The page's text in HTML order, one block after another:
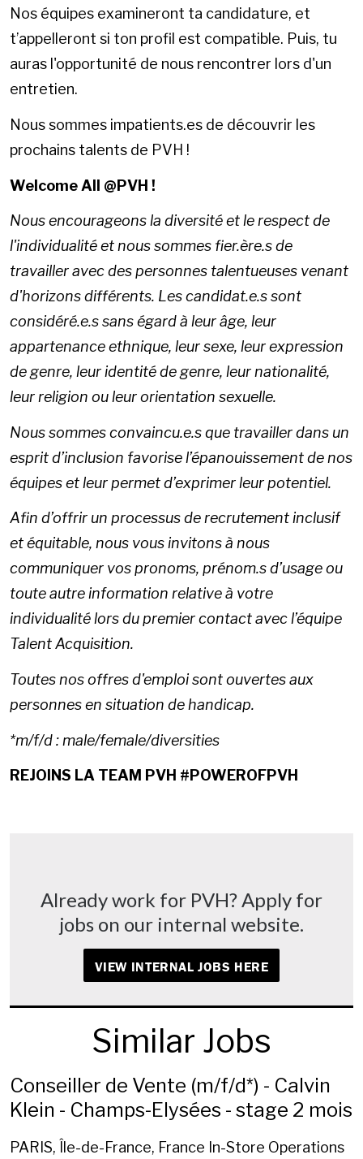
Nos équipes examineront ta candidature, et
t’appelleront si ton profil est compatible. Puis, tu
auras l'opportunité de nous rencontrer lors d'un
entretien.
Nous sommes impatients.es de découvrir les
prochains talents de PVH !
Welcome All @PVH !
Nous encourageons la diversité et le respect de
l'individualité et nous sommes fier.ère.s de
travailler avec des personnes talentueuses venant
d'horizons différents. Les candidat.e.s sont
considéré.e.s sans égard à leur âge, leur
appartenance ethnique, leur sexe, leur expression
de genre, leur identité de genre, leur nationalité,
leur religion ou leur orientation sexuelle.
Nous sommes convaincu.e.s que travailler dans un
esprit d’inclusion favorise l’épanouissement de nos
équipes et leur permet d’exprimer leur potentiel.
Afin d’offrir un processus de recrutement inclusif
et équitable, nous vous invitons à nous
communiquer vos pronoms, prénom.s d’usage ou
toute autre information relative à votre
individualité lors du premier contact avec l’équipe
Talent Acquisition.
Toutes nos offres d'emploi sont ouvertes aux
personnes en situation de handicap.
*m/f/d : male/female/diversities
REJOINS LA TEAM PVH #POWEROFPVH
Already work for PVH? Apply for
jobs on our internal website.
VIEW INTERNAL JOBS HERE
Similar Jobs
Conseiller de Vente (m/f/d*) - Calvin
Klein - Champs-Elysées - stage 2 mois
PARIS, Île-de-France, France In-Store Operations